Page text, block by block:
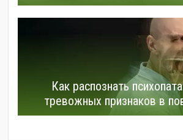
Как распознать
тревожных признаков в